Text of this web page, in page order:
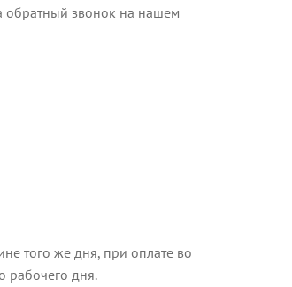
обратный звонок на нашем
того же дня, при оплате во
рабочего дня.